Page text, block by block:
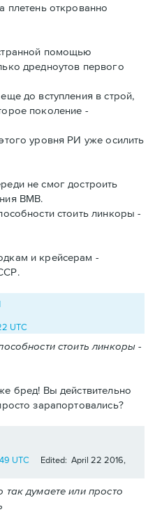
плетень открованно
помощью
дредноутов первого
до вступления в строй,
поколение -
уровня РИ уже осилить
не смог достроить
ВМВ.
стоить линкоры -
и крейсерам -
UTC
стоить линкоры -
бред! Вы действительно
зарапортовались?
UTC
Edited: April 22 2016,
так думаете или просто